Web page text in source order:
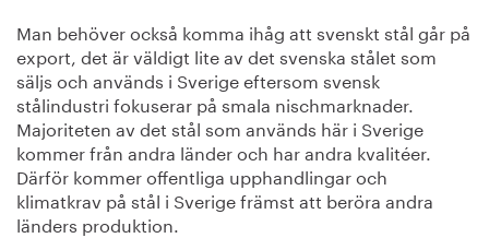
Man behöver också komma ihåg att svenskt stål går på
export, det är väldigt lite av det svenska stålet som
säljs och används i Sverige eftersom svensk
stålindustri fokuserar på smala nischmarknader.
Majoriteten av det stål som används här i Sverige
kommer från andra länder och har andra kvalitéer.
Därför kommer offentliga upphandlingar och
klimatkrav på stål i Sverige främst att beröra andra
länders produktion.